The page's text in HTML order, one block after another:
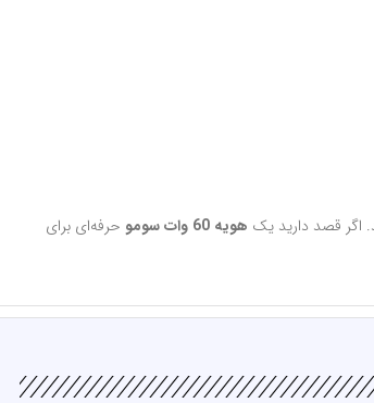
اگر قصد دارید یک هویه 60 وات سومو
حرفه‌ای برای